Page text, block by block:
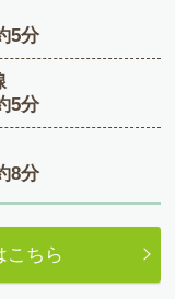
5分
5分
8分
こちら